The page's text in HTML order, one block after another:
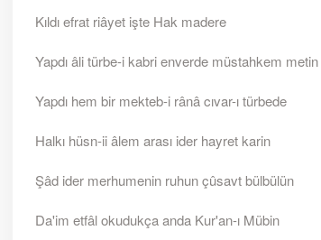
Kıldı efrat riâyet işte Hak madere
Yapdı âli türbe-i kabri enverde müstahkem metin
Yapdı hem bir mekteb-i rânâ cıvar-ı türbede
Halkı hüsn-ii âlem arası ider hayret karin
Şâd ider merhumenin ruhun çûsavt bülbülün
Da'im etfâl okudukça anda Kur'an-ı Mübin